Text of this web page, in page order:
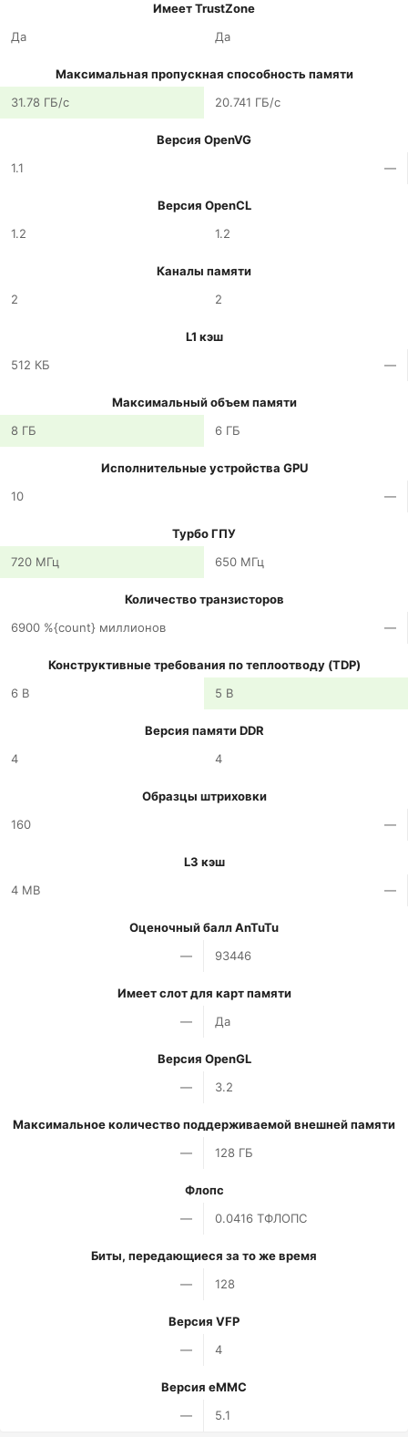
Имеет TrustZone
Да
Да
Максимальная пропускная способность памяти
31.78 ГБ/с
20.741 ГБ/с
Версия OpenVG
1.1
—
Версия OpenCL
1.2
1.2
Каналы памяти
2
2
L1 кэш
512 КБ
—
Максимальный объем памяти
8 ГБ
6 ГБ
Исполнительные устройства GPU
10
—
Турбо ГПУ
720 МГц
650 МГц
Количество транзисторов
6900 %{count} миллионов
—
Конструктивные требования по теплоотводу (TDP)
6 В
5 В
Версия памяти DDR
4
4
Образцы штриховки
160
—
L3 кэш
4 MB
—
Оценочный балл AnTuTu
—
93446
Имеет слот для карт памяти
—
Да
Версия OpenGL
—
3.2
Максимальное количество поддерживаемой внешней памяти
—
128 ГБ
Флопс
—
0.0416 ТФЛОПС
Биты, передающиеся за то же время
—
128
Версия VFP
—
4
Версия eMMC
—
5.1